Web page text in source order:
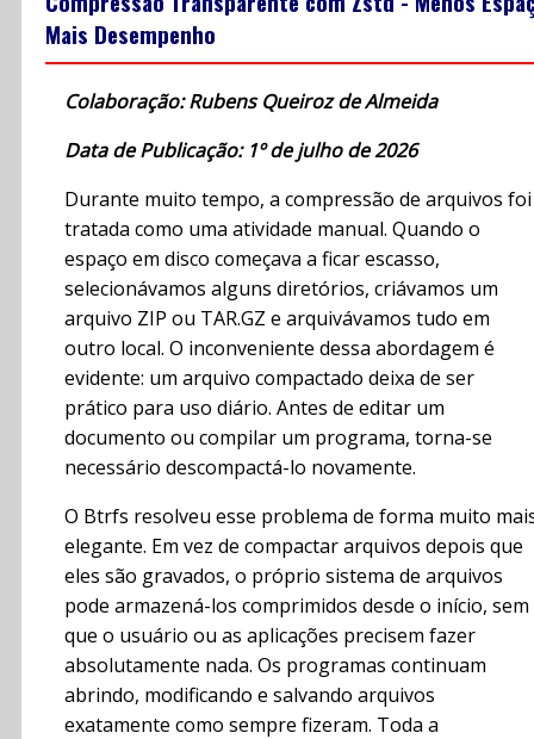
Mais Desempenho
Colaboração: Rubens Queiroz de Almeida
Data de Publicação: 1º de julho de 2026
Durante muito tempo, a compressão de arquivos foi
tratada como uma atividade manual. Quando o
espaço em disco começava a ficar escasso,
selecionávamos alguns diretórios, criávamos um
arquivo ZIP ou TAR.GZ e arquivávamos tudo em
outro local. O inconveniente dessa abordagem é
evidente: um arquivo compactado deixa de ser
prático para uso diário. Antes de editar um
documento ou compilar um programa, torna-se
necessário descompactá-lo novamente.
O Btrfs resolveu esse problema de forma muito
elegante. Em vez de compactar arquivos depois que
eles são gravados, o próprio sistema de arquivos
pode armazená-los comprimidos desde o início, sem
que o usuário ou as aplicações precisem fazer
absolutamente nada. Os programas continuam
abrindo, modificando e salvando arquivos
exatamente como sempre fizeram. Toda a